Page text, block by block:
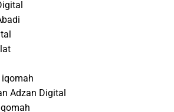
Adzan Digital